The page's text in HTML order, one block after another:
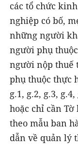
các tổ chức
nghiệp có bố,
những người
người phụ
người nộp thuế
phụ thuộc thực
g.1, g.2, g.3,
hoặc chỉ cần
theo mẫu ban
dẫn về quản lý